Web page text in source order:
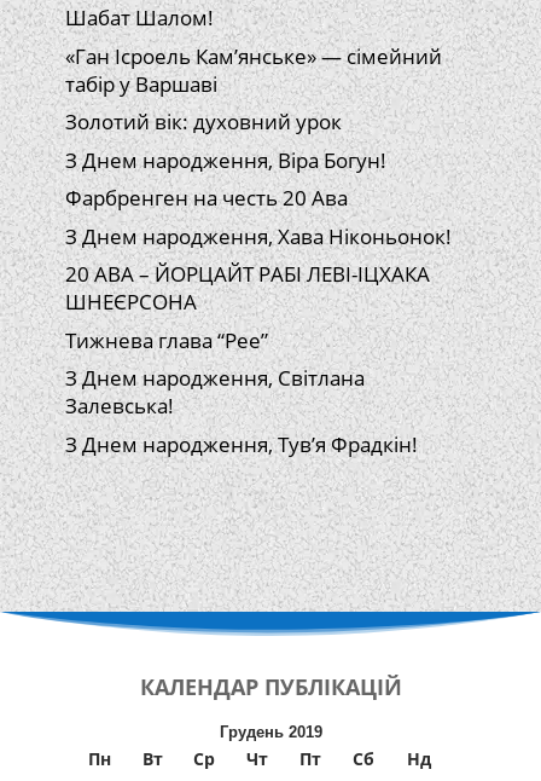
Шабат Шалом!
«Ган Ісроель Кам’янське» — сімейний
табір у Варшаві
Золотий вік: духовний урок
З Днем народження, Віра Богун!
Фарбренген на честь 20 Ава
З Днем народження, Хава Ніконьонок!
20 АВА – ЙОРЦАЙТ РАБІ ЛЕВІ-ІЦХАКА
ШНЕЄРСОНА
Тижнева глава “Рее”
З Днем народження, Світлана
Залевська!
З Днем народження, Тув’я Фрадкін!
КАЛЕНДАР ПУБЛІКАЦІЙ
Грудень 2019
Пн Вт Ср Чт Пт Сб
Нд